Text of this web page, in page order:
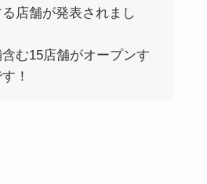
店舗が発表されまし
む15店舗がオープンす
！